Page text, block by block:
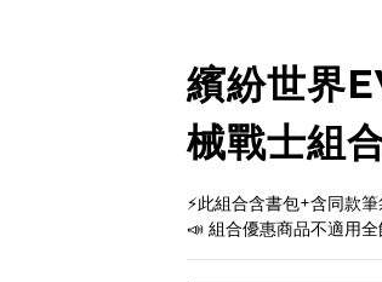
繽紛世界
械戰士組
⚡此組合含書包+含同款
📣 組合優惠商品不適用